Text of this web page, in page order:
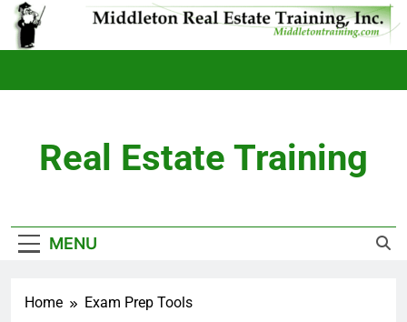
Real Estate Training
MENU
Home Exam Prep Tools